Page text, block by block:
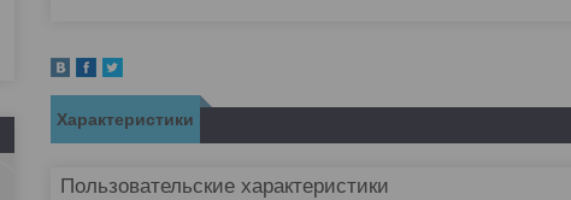
Характеристики
Пользовательские характеристики